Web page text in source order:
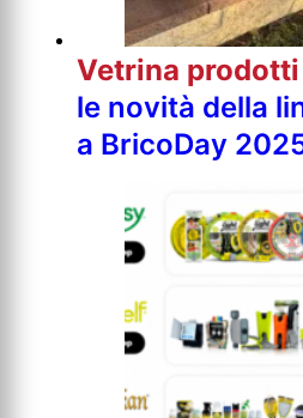
Vetrina prodotti
le novità della
a BricoDay